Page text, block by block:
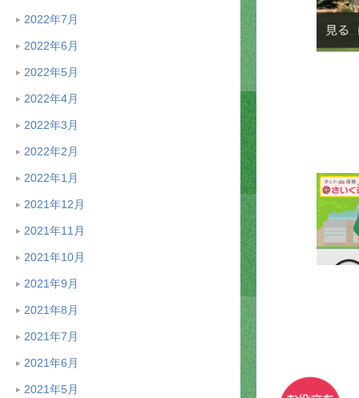
2022年7月
2022年6月
2022年5月
2022年4月
2022年3月
2022年2月
2022年1月
2021年12月
2021年11月
2021年10月
2021年9月
2021年8月
2021年7月
2021年6月
2021年5月